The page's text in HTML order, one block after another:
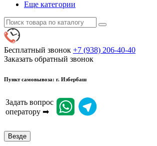
Еще категории
Бесплатный звонок +7 (938) 206-40-40
Заказать обратный звонок
Пункт самовывоза: г. Избербаш
Задать вопрос
оператору ➡
Везде